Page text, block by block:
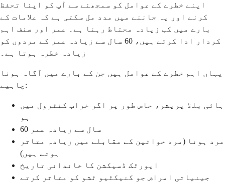
اپنے خطرے کے عوامل کو سمجھنے سے آپ کو اپنا تحفظ
کرنے اور یہ جاننے میں مدد مل سکتی ہے کہ علامات کے
بارے میں کب زیادہ محتاط رہنا ہے۔ عمر اور صنف اہم
کردار ادا کرتے ہیں، 60 سال سے زیادہ عمر کے مردوں کو
زیادہ خطرہ ہوتا ہے۔
یہاں اہم خطرے کے عوامل ہیں جن کے بارے میں آگاہ ہونا
چاہیے:
ہائی بلڈ پریشر، خاص طور پر اگر خراب کنٹرول میں
ہو
60 سال سے زیادہ عمر
مرد ہونا (مرد خواتین کے مقابلے میں زیادہ متاثر
ہوتے ہیں)
ایورٹک ڈسیکشن کا خاندانی تاریخ
جینیاتی امراض جو کنیکٹیو ٹشو کو متاثر کرتے